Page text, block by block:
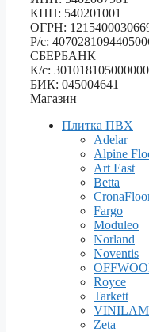
КПП: 540201001
ОГРН:
Р/с:
СБЕРБАНК
К/с:
БИК: 045004641
Магазин
Плитка ПВХ
Adelar
Alpine
Art East
Betta
Fargo
Moduleo
Norland
Noventis
Royce
Tarkett
VINILAM
Zeta